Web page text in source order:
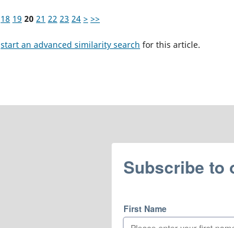
18 19 20 21 22 23 24 > >>
start an advanced similarity search for this article.